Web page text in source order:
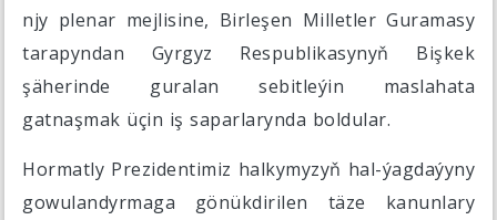
njy plenar mejlisine, Birleşen Milletler Guramasy
tarapyndan Gyrgyz Respublikasynyň Bişkek
şäherinde guralan sebitleýin maslahata
gatnaşmak üçin iş saparlarynda boldular.
Hormatly Prezidentimiz halkymyzyň hal-ýagdaýyny
gowulandyrmaga gönükdirilen täze kanunlary